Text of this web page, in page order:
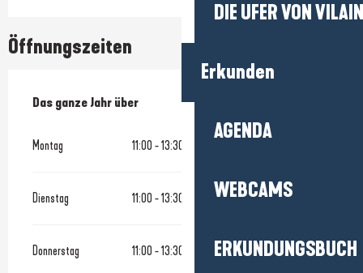
DIE UFER VON
Erkunden
AGENDA
WEBCAMS
ERKUNDUNGSBUCH
Öffnungszeiten
Das ganze Jahr über
Das ganze Jahr über
Montag 11:00 - 13:30
Dienstag 11:00 - 13:30
Donnerstag 11:00 - 13:30